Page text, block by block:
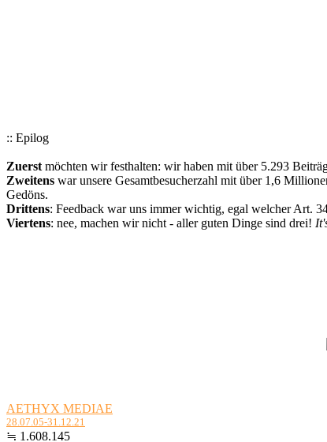
:: Epilog
Zuerst möchten wir festhalten: wir haben mit über 5.293
Zweitens war unsere Gesamtbesucherzahl mit über 1,6
Gedöns.
Drittens: Feedback war uns immer wichtig, egal welcher Art.
Viertens: nee, machen wir nicht - aller guten Dinge sind drei!
AETHYX MEDIAE
28.07.05-31.12.21
≒ 1.608.145